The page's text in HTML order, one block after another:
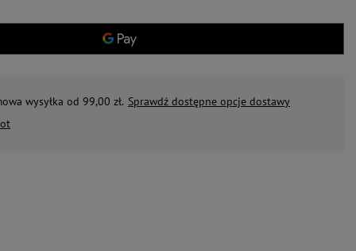
wysyłka od 99,00 zł. Sprawdź dostępne opcje dostawy